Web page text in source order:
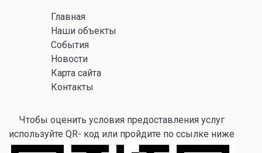
Главная
Наши объекты
События
Новости
Карта сайта
Контакты
Чтобы оценить условия предоставления услуг
используйте QR- код или пройдите по ссылке ниже